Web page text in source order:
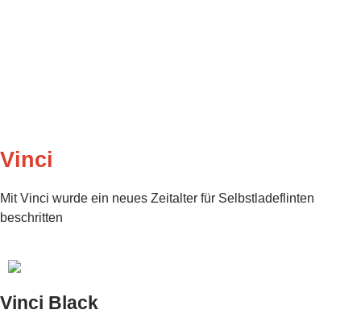
Vinci
Mit Vinci wurde ein neues Zeitalter für Selbstladeflinten
beschritten
Vinci Black